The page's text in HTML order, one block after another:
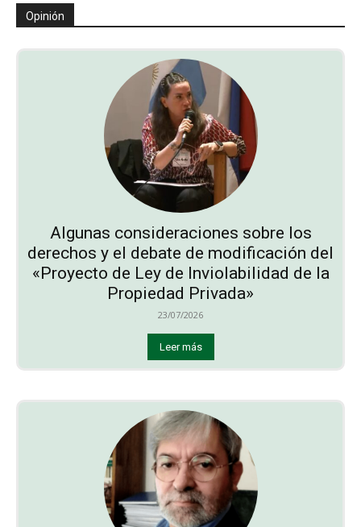
Opinión
Algunas consideraciones sobre los
derechos y el debate de modificación del
«Proyecto de Ley de Inviolabilidad de la
Propiedad Privada»
23/07/2026
Leer más